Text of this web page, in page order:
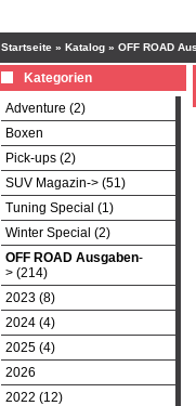
Startseite » Katalog » OFF ROAD
Kategorien
Adventure (2)
Boxen
Pick-ups (2)
SUV Magazin-> (51)
Tuning Special (1)
Winter Special (2)
OFF ROAD Ausgaben-
> (214)
2023 (8)
2024 (4)
2025 (4)
2026
2022 (12)